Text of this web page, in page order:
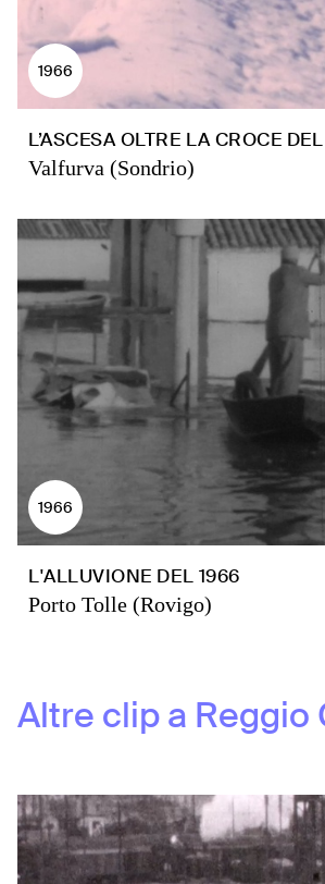
1966
L’ASCESA OLTRE LA CROCE
Valfurva (Sondrio)
1966
L'ALLUVIONE DEL 1966
Porto Tolle (Rovigo)
Altre clip a Reggio